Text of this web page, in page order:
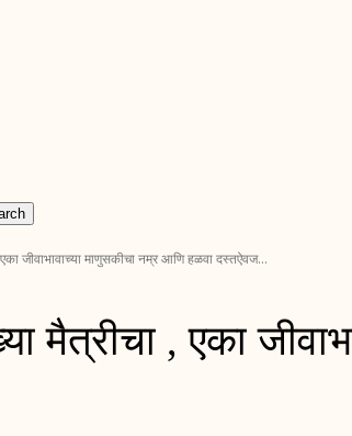
जीवाभावाच्या माणुसकीचा नम्र आणि हळवा दस्तऐवज...
मैत्रीचा , एका